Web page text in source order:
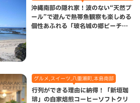
沖縄南部の隠れ家！波のない“天然プ
ール”で遊んで熱帯魚観察も楽しめる
個性あふれる「玻名城の郷ビーチ」
グルメ,スイーツ,八重瀬町,本島南部
行列ができる理由に納得！「新垣珈
琲」の自家焙煎コーヒーソフトクリ